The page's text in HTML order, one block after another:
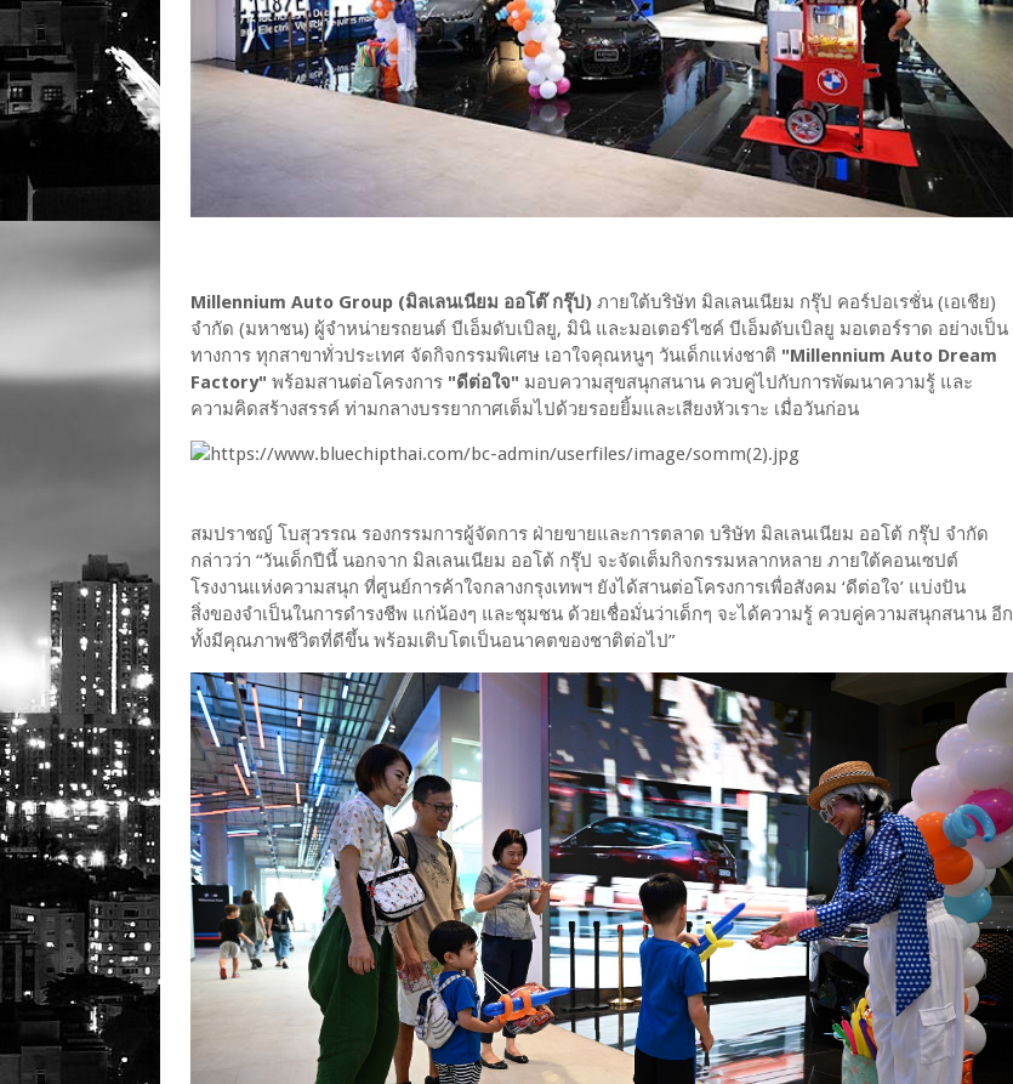
Millennium Auto Group (มิลเลนเนียม ออโต๊ กรุ๊ป) ภายใต้บริษัท มิลเลนเนียม กรุ๊ป คอร์ปอเรชั่น (เอเชีย)
จำกัด (มหาชน) ผู้จำหน่ายรถยนต์ บีเอ็มดับเบิลยู, มินิ และมอเตอร์ไซค์ บีเอ็มดับเบิลยู มอเตอร์ราด อย่างเป็น
ทางการ ทุกสาขาทั่วประเทศ จัดกิจกรรมพิเศษ เอาใจคุณหนูๆ วันเด็กแห่งชาติ "Millennium Auto Dream
Factory" พร้อมสานต่อโครงการ "ดีต่อใจ" มอบความสุขสนุกสนาน ควบคู่ไปกับการพัฒนาความรู้ และ
ความคิดสร้างสรรค์ ท่ามกลางบรรยากาศเต็มไปด้วยรอยยิ้มและเสียงหัวเราะ เมื่อวันก่อน
สมปราชญ์ โบสุวรรณ รองกรรมการผู้จัดการ ฝ่ายขายและการตลาด บริษัท มิลเลนเนียม ออโต้ กรุ๊ป จำกัด
กล่าวว่า “วันเด็กปีนี้ นอกจาก มิลเลนเนียม ออโต้ กรุ๊ป จะจัดเต็มกิจกรรมหลากหลาย ภายใต้คอนเซปต์
โรงงานแห่งความสนุก ที่ศูนย์การค้าใจกลางกรุงเทพฯ ยังได้สานต่อโครงการเพื่อสังคม ‘ดีต่อใจ’ แบ่งปัน
สิ่งของจำเป็นในการดำรงชีพ แก่น้องๆ และชุมชน ด้วยเชื่อมั่นว่าเด็กๆ จะได้ความรู้ ควบคู่ความสนุกสนาน อีก
ทั้งมีคุณภาพชีวิตที่ดีขึ้น พร้อมเติบโตเป็นอนาคตของชาติต่อไป”